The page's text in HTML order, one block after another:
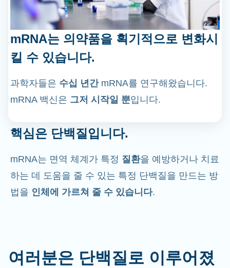
mRNA는 의약품을 획기적으로 변화시
킬 수 있습니다.
과학자들은 수십 년간 mRNA를 연구해왔습니다.
mRNA 백신은 그저 시작일 뿐입니다.
핵심은 단백질입니다.
mRNA는 면역 체계가 특정 질환을 예방하거나 치료
하는 데 도움을 줄 수 있는 특정 단백질을 만드는 방
법을 인체에 가르쳐 줄 수 있습니다.
여러분은 단백질로 이루어졌